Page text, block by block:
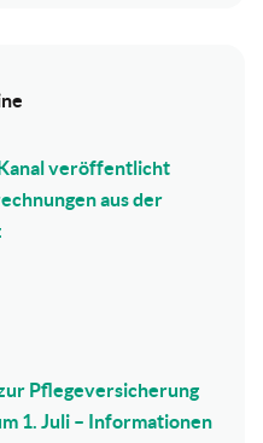
veröffentlicht
aus der
Pflegeversicherung
1. Juli – Informationen